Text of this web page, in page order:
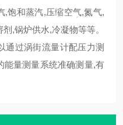
,饱和蒸汽,压缩空气,氮气,
,锅炉供水,冷凝物等等。
通过涡街流量计配压力测
能量测量系统准确测量,有